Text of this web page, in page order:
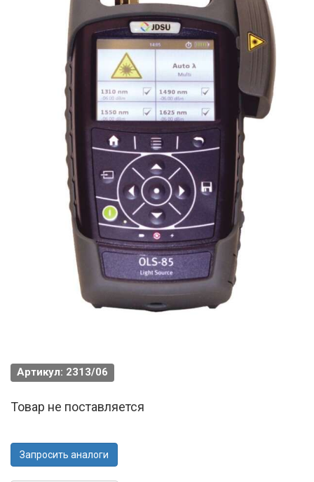
Артикул: 2313/06
Товар не поставляется
Запросить аналоги